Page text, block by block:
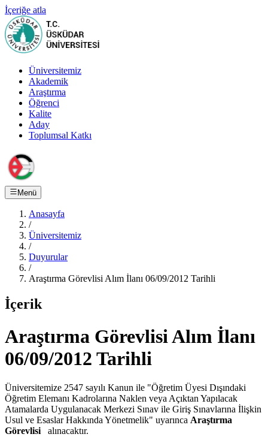
İçeriğe atla
Üniversitemiz
Akademik
Araştırma
Öğrenci
Kalite
Aday
Toplumsal Katkı
Menü
Anasayfa
/
Üniversitemiz
/
Duyurular
/
Araştırma Görevlisi Alım İlanı 06/09/2012 Tarihli
İçerik
Araştırma Görevlisi Alım İlanı
06/09/2012 Tarihli
Üniversitemize 2547 sayılı Kanun ile "Öğretim Üyesi Dışındaki
Öğretim Elemanı Kadrolarına Naklen veya Açıktan Yapılacak
Atamalarda Uygulanacak Merkezi Sınav ile Giriş Sınavlarına İlişkin
Usul ve Esaslar Hakkında Yönetmelik" uyarınca Araştırma
Görevlisi alınacaktır.